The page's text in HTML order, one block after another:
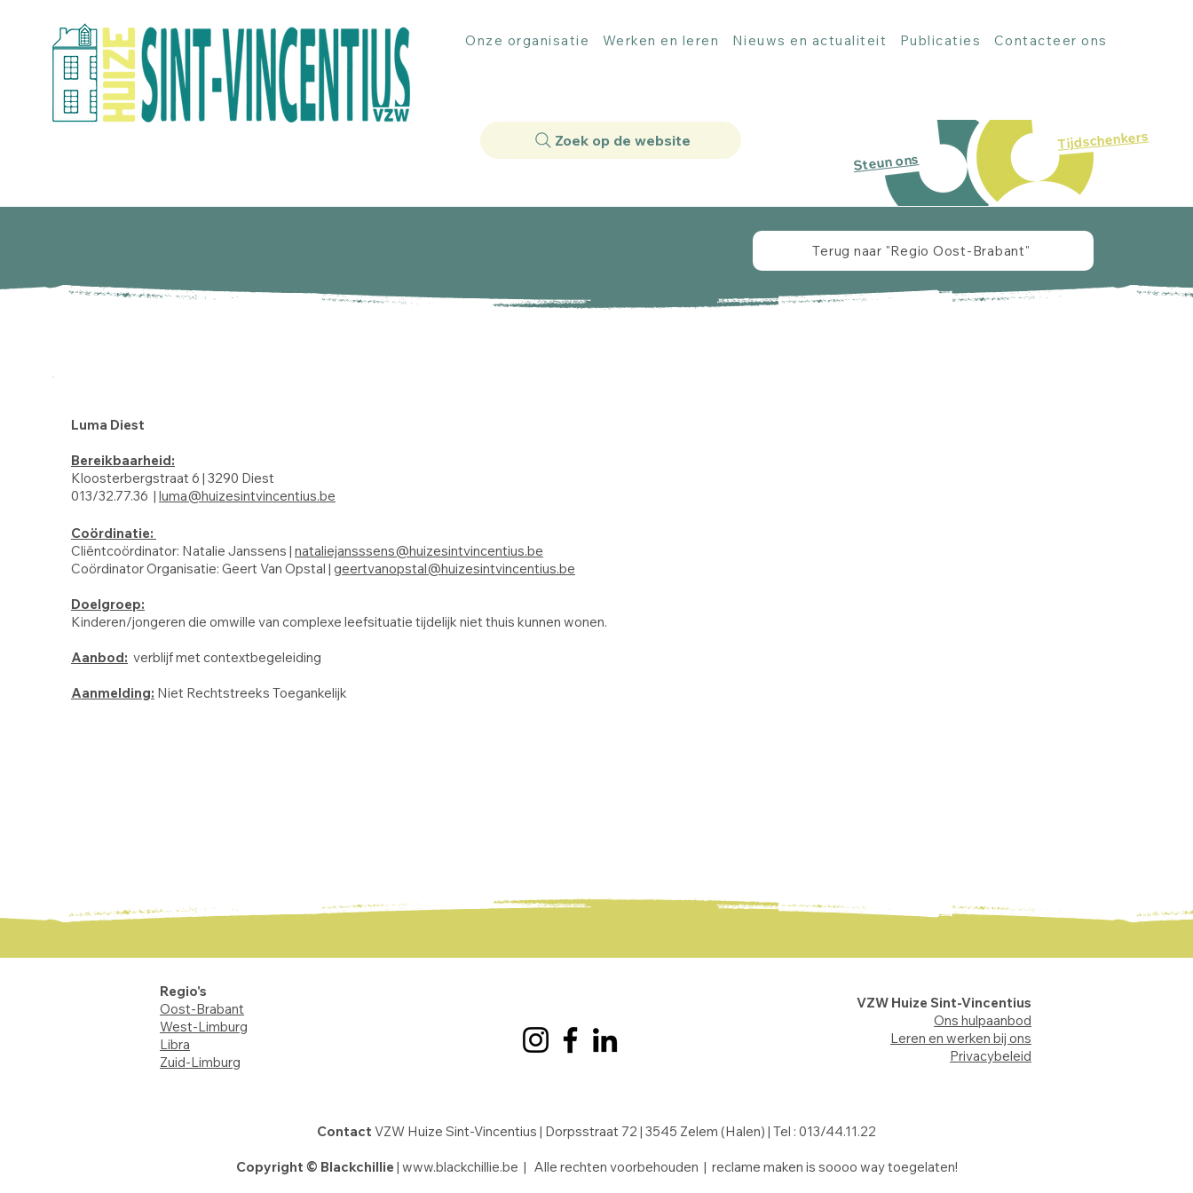
Onze organisatie Werken en leren Nieuws en actualiteit Publicaties Contacteer ons
Zoek op de website
Steun ons
Tijdschenkers
Terug naar "Regio Oost-Brabant"
Luma Diest
Bereikbaarheid:
Kloosterbergstraat 6 | 3290 Diest
013/32.77.36 | luma@huizesintvincentius.be
Coördinatie:
Cliëntcoördinator: Natalie Janssens | nataliejansssens@huizesintvincentius.be
Coördinator Organisatie: Geert Van Opstal | geertvanopstal@huizesintvincentius.be
Doelgroep:
Kinderen/jongeren die omwille van complexe leefsituatie tijdelijk niet thuis kunnen wonen.
Aanbod: verblijf met contextbegeleiding
Aanmelding: Niet Rechtstreeks Toegankelijk
Regio's
Oost-Brabant
West-Limburg
Libra
Zuid-Limburg
VZW Huize Sint-Vincentius
Ons hulpaanbod
Leren en werken bij ons
Privacybeleid
Contact VZW Huize Sint-Vincentius | Dorpsstraat 72 | 3545 Zelem (Halen) | Tel : 013/44.11.22
Copyright © Blackchillie | www.blackchillie.be | Alle rechten voorbehouden | reclame maken is soooo way toegelaten!